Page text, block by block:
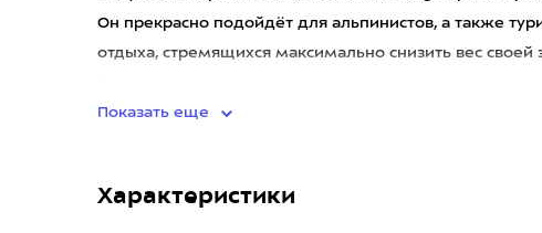
Он прекрасно подойдёт для альпинистов, а также
отдыха, стремящихся максимально снизить вес
Показать еще
Характеристики